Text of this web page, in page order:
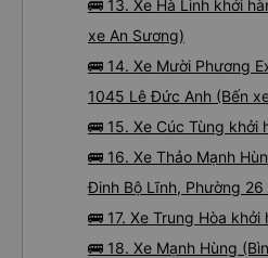
🚌 13. Xe Hà Linh khởi
xe An Sương)
🚌 14. Xe Mười Phương
1045 Lê Đức Anh (Bến
🚌 15. Xe Cúc Tùng khởi
🚌 16. Xe Thảo Mạnh
Đinh Bộ Lĩnh, Phường
🚌 17. Xe Trung Hòa
🚌 18. Xe Mạnh Hùng